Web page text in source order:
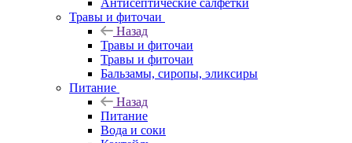
Антисептические салфетки
Травы и фиточаи
Назад
Травы и фиточаи
Травы и фиточаи
Бальзамы, сиропы, эликсиры
Питание
Назад
Питание
Вода и соки